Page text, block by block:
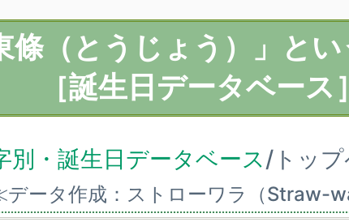
條（とうじょう）」と
［誕生日データベース］
別・誕生日データベース/トッ
ータ作成：ストローワラ（Straw-